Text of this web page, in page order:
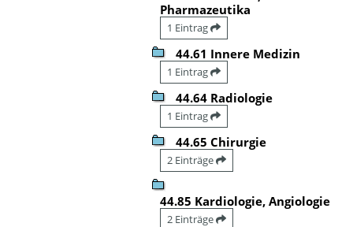
Pharmazeutika
1 Eintrag
44.61 Innere Medizin
1 Eintrag
44.64 Radiologie
1 Eintrag
44.65 Chirurgie
2 Einträge
44.85 Kardiologie, Angiologie
2 Einträge